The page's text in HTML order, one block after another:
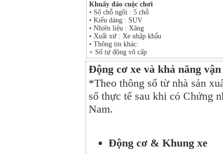
Khuấy đảo cuộc chơi
• Số chỗ ngồi : 5 chỗ
• Kiểu dáng : SUV
• Nhiên liệu : Xăng
• Xuất xứ : Xe nhập khẩu
• Thông tin khác:
+ Số tự động vô cấp
Động cơ xe và khả năng
*Theo thông số từ nhà sản
số thực tế sau khi có Chứng
Nam.
Động cơ & Khung xe